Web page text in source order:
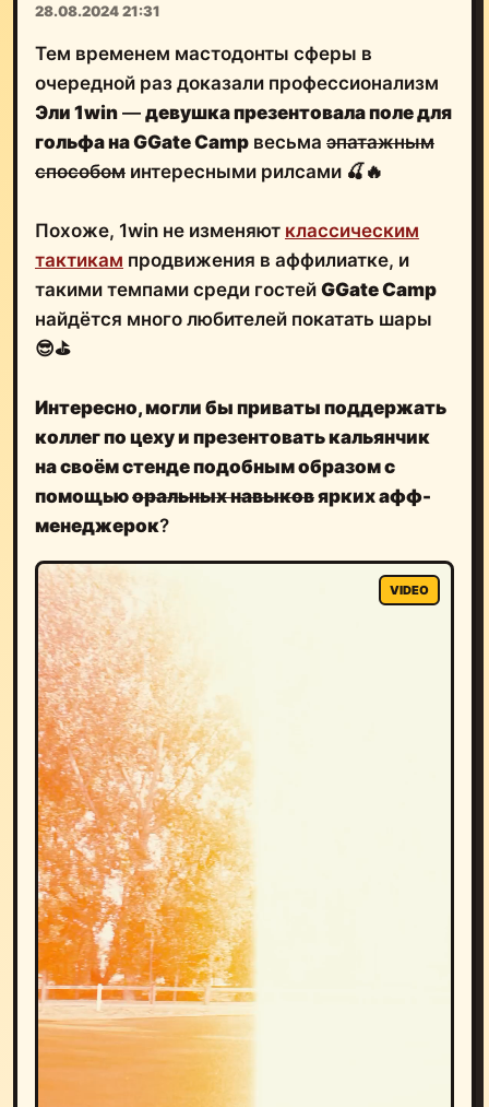
28.08.2024 21:31
Тем временем мастодонты сферы в
очередной раз доказали профессионализм
Эли 1win — девушка презентовала поле для
гольфа на GGate Camp весьма эпатажным
способом интересными рилсами 🍒🔥
Похоже, 1win не изменяют классическим
тактикам продвижения в аффилиатке, и
такими темпами среди гостей GGate Camp
найдётся много любителей покатать шары
😎⛳️
Интересно, могли бы приваты поддержать
коллег по цеху и презентоватькальянчик
на своём стенде подобным образомс
помощьюоральных навыковярких афф-
менеджерок?